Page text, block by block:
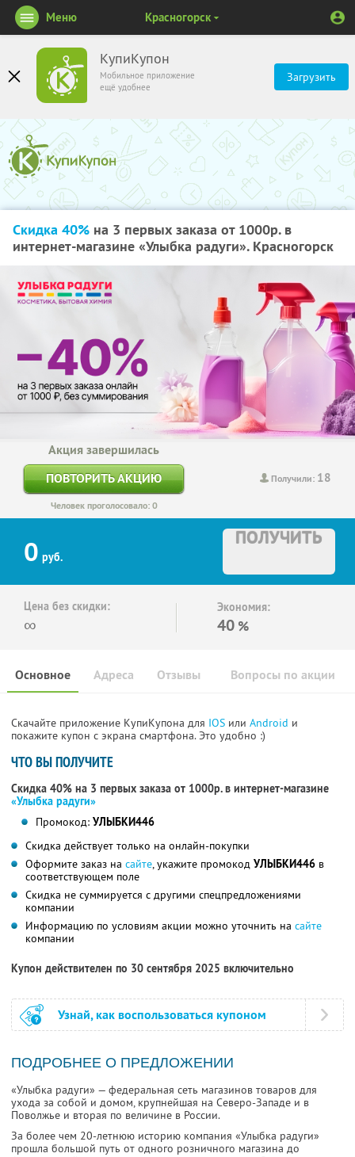
КупиКупон
Мобильное приложение
ещё удобнее
Загрузить
Меню Красногорск
Скидка 40% на 3 первых заказа от 1000р. в
интернет-магазине «Улыбка радуги». Красногорск
Получили: 18
Акция завершилась
ПОВТОРИТЬ АКЦИЮ
Человек проголосовало: 0
0 руб.
ПОЛУЧИТЬ
Цена без скидки:
∞
Экономия:
40 %
Основное Отзывы Вопросы по акции
Адреса
Скачайте приложение КупиКупона для IOS или Android и
покажите купон с экрана смартфона. Это удобно :)
ЧТО ВЫ ПОЛУЧИТЕ
Скидка 40% на 3 первых заказа от 1000р. в интернет-магазине
«Улыбка радуги»
Промокод: УЛЫБКИ446
Скидка действует только на онлайн-покупки
Оформите заказ на сайте, укажите промокод УЛЫБКИ446 в
соответствующем поле
Скидка не суммируется с другими спецпредложениями
компании
Информацию по условиям акции можно уточнить на сайте
компании
Купон действителен по 30 сентября 2025 включительно
Узнай, как воспользоваться купоном
ПОДРОБНЕЕ О ПРЕДЛОЖЕНИИ
«Улыбка радуги» — федеральная сеть магазинов товаров для
ухода за собой и домом, крупнейшая на Северо-Западе и в
Поволжье и вторая по величине в России.
За более чем 20-летнюю историю компания «Улыбка радуги»
прошла большой путь от одного розничного магазина до